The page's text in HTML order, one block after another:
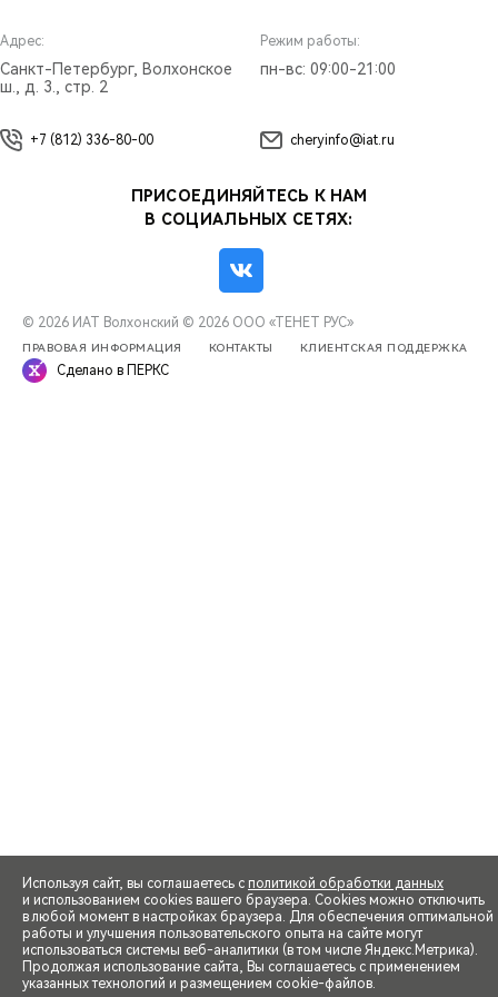
Адрес:
Санкт-Петербург, Волхонское
ш., д. 3., стр. 2
Режим работы:
пн-вс: 09:00-21:00
+7 (812) 336-80-00 cheryinfo@iat.ru
ПРИСОЕДИНЯЙТЕСЬ К НАМ
В СОЦИАЛЬНЫХ СЕТЯХ:
© 2026 ИАТ Волхонский © 2026 ООО «ТЕНЕТ РУС»
ПРАВОВАЯ ИНФОРМАЦИЯ КОНТАКТЫ КЛИЕНТСКАЯ ПОДДЕРЖКА
Сделано в ПЕРКС
Используя сайт, вы соглашаетесь с политикой обработки данных
и использованием cookies вашего браузера. Cookies можно отключить
в любой момент в настройках браузера. Для обеспечения оптимальной
работы и улучшения пользовательского опыта на сайте могут
использоваться системы веб-аналитики (в том числе Яндекс.Метрика).
Продолжая использование сайта, Вы соглашаетесь с применением
указанных технологий и размещением cookie-файлов.